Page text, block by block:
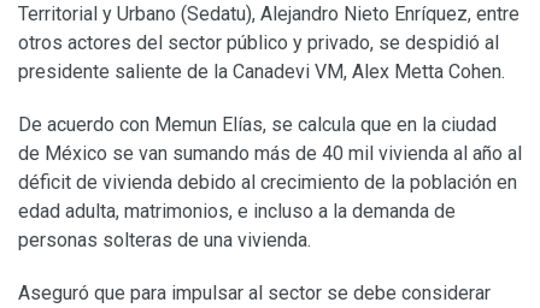
Territorial y Urbano (Sedatu), Alejandro Nieto Enríquez, entre
otros actores del sector público y privado, se despidió al
presidente saliente de la Canadevi VM, Alex Metta Cohen.
De acuerdo con Memun Elías, se calcula que en la ciudad
de México se van sumando más de 40 mil vivienda al año al
déficit de vivienda debido al crecimiento de la población en
edad adulta, matrimonios, e incluso a la demanda de
personas solteras de una vivienda.
Aseguró que para impulsar al sector se debe considerar